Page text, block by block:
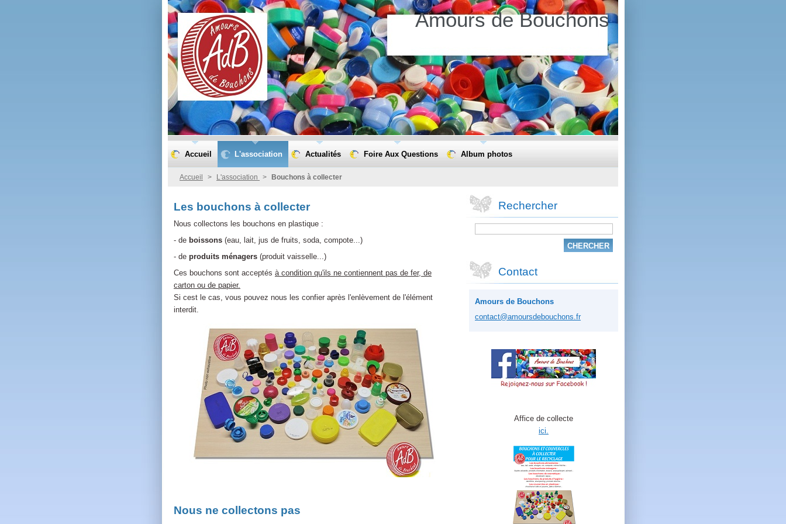
Amours de Bouchons
Accueil > L'association > Bouchons à collecter
Les bouchons à collecter
Nous collectons les bouchons en plastique :
- de boissons (eau, lait, jus de fruits, soda, compote...)
- de produits ménagers (produit vaisselle...)
Ces bouchons sont acceptés à condition qu'ils ne contiennent pas de fer, de
carton ou de papier.
Si cest le cas, vous pouvez nous les confier après l'enlèvement de l'élément
interdit.
Nous ne collectons pas
Rechercher
Contact
Amours de Bouchons
contact@amoursdebouchons.fr
Affice de collecte
ici.
Accueil L'association Actualités Foire Aux Questions Album photos